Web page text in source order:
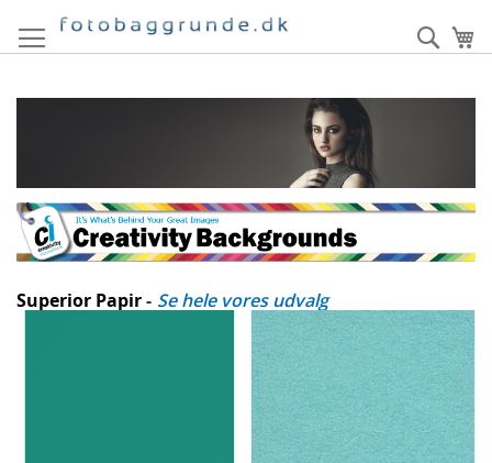
to
Content
Søg
Superior Papir- Se hele vores udvalg